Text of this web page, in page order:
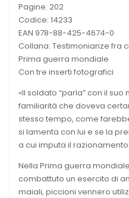
Pagine: 202
Codice: 14233
EAN 978-88-425-4674-0
Collana: Testimonianze fra
Prima guerra mondiale
Con tre inserti fotografici
«Il soldato “parla” con il
familiarità che doveva
stesso tempo, come
si lamenta con lui e se la
a cui imputa il
Nella Prima guerra
combattuto un esercito di
maiali, piccioni vennero